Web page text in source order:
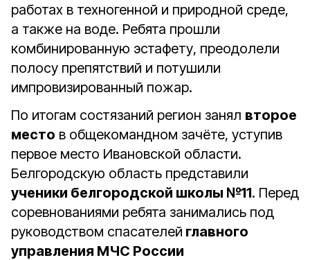
работах в техногенной и природной среде,
а также на воде. Ребята прошли
комбинированную эстафету, преодолели
полосу препятствий и потушили
импровизированный пожар.
По итогам состязаний регион занял второе
место в общекомандном зачёте, уступив
первое место Ивановской области.
Белгородскую область представили
ученики белгородской школы №11. Перед
соревнованиями ребята занимались под
руководством спасателей главного
управления МЧС России